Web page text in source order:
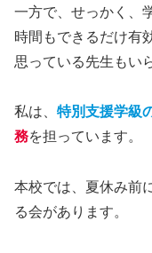
一方で、せっかく、
時間もできるだけ有
思っている先生もい
私は、 特別支援学級
務を担っています。
本校では、夏休み前
る会があります。